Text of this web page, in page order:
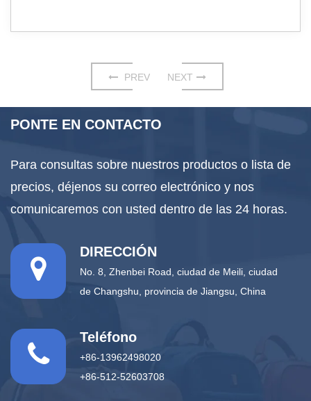
PREV NEXT
PONTE EN CONTACTO
Para consultas sobre nuestros productos o lista de
precios, déjenos su correo electrónico y nos
comunicaremos con usted dentro de las 24 horas.
DIRECCIÓN
No. 8, Zhenbei Road, ciudad de Meili, ciudad
de Changshu, provincia de Jiangsu, China
Teléfono
+86-13962498020
+86-512-52603708